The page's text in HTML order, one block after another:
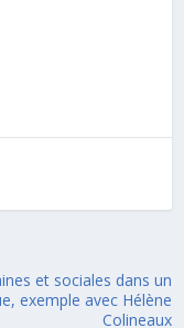
et sociales dans un
exemple avec Hélène
Colineaux